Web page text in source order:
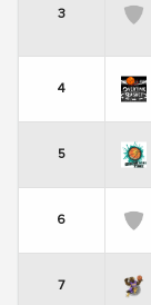
3
4
5
6
7